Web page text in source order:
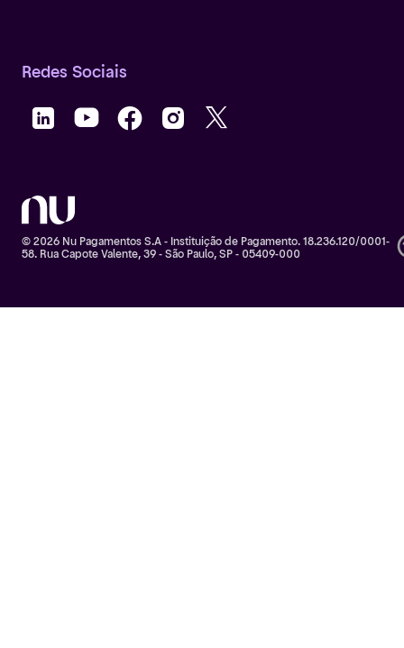
Redes Sociais
© 2026 Nu Pagamentos S.A - Instituição de Pagamento. 18.236.120/0001-
58. Rua Capote Valente, 39 - São Paulo, SP - 05409-000